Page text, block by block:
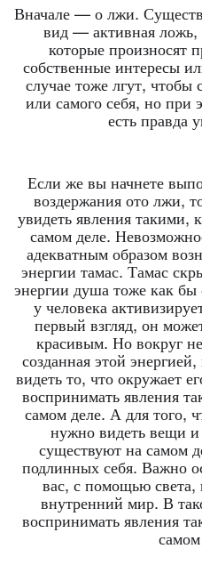
Вначале — о лжи.
вид — активная ложь,
которые произносят
собственные интересы
случае тоже лгут, чтобы
или самого себя, но при
есть правда
Если же вы начнете
воздержания ото лжи,
увидеть явления такими,
самом деле.
адекватным образом
энергии тамас. Тамас
энергии душа тоже как бы
у человека
первый взгляд, он
красивым. Но вокруг
созданная этой
видеть то, что окружает
воспринимать явления
самом деле. А для того,
нужно видеть вещи и
существуют на самом
подлинных себя. Важно
вас, с помощью света,
внутренний мир. В
воспринимать явления